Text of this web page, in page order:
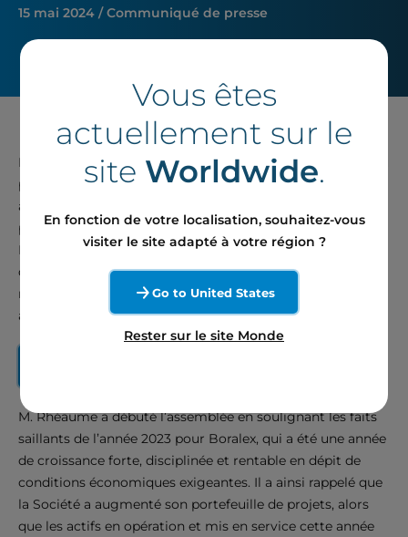
15 mai 2024 / Communiqué de presse
Boralex inc. (« Boralex » ou la « Société ») (TSX: BLX) a tenu
plus tôt aujourd’hui son assemblée annuelle des
actionnaires. Au cours de cette rencontre virtuelle animée
par le président du conseil d’administration, M. Alain
Rhéaume, les candidats proposés aux postes
d’administrateurs ont été élus et l’ensemble des
résolutions présentées a été approuvé par les
actionnaires.
M. Rhéaume a débuté l’assemblée en soulignant les faits
saillants de l’année 2023 pour Boralex, qui a été une année
de croissance forte, disciplinée et rentable en dépit de
conditions économiques exigeantes. Il a ainsi rappelé que
la Société a augmenté son portefeuille de projets, alors
que les actifs en opération et mis en service cette année
Vous êtes
actuellement sur le
site Worldwide.
En fonction de votre localisation, souhaitez-vous
visiter le site adapté à votre région ?
Go to United States
Rester sur le site Monde